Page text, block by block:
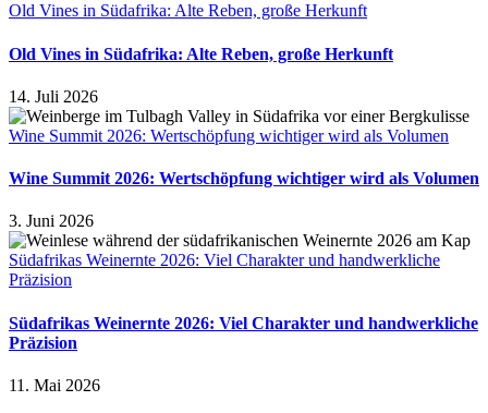
Old Vines in Südafrika: Alte Reben, große Herkunft
Old Vines in Südafrika: Alte Reben, große Herkunft
14. Juli 2026
Wine Summit 2026: Wertschöpfung wichtiger wird als Volumen
Wine Summit 2026: Wertschöpfung wichtiger wird als Volumen
3. Juni 2026
Südafrikas Weinernte 2026: Viel Charakter und handwerkliche
Präzision
Südafrikas Weinernte 2026: Viel Charakter und handwerkliche
Präzision
11. Mai 2026